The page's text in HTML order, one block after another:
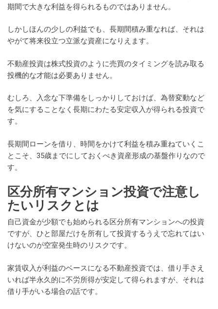
期間で大きな利益を得られるものではありません。
しかしほんの少しの利益でも、長期間積み重なれば、それは
やがて将来役立つ立派な資産になりえます。
不動産投資は株式投資のように売買のタイミングを読み取る
投機的な才能は必要ありません。
むしろ、入念な下準備をしっかりしておけば、為替変動など
を気にすることなく長期にわたる安定収入が得られる投資で
す。
長期間ローンを借り、時間をかけて利益を積み重ねていくこ
とこそ、35歳までにしておくべき資産形成の基盤作りなので
す。
区分所有マンション投資で注意し
たいリスクとは
自己資金が少額でも始められる区分所有マンションへの投資
ですが、ひと部屋だけを所有して投資するうえで忘れてはい
けないのが空室発生時のリスクです。
家賃収入が利益のベースになる不動産投資では、借り手さえ
いれば半永久的に不労所得が安定して得られますが、それは
借り手がいる場合の話です。